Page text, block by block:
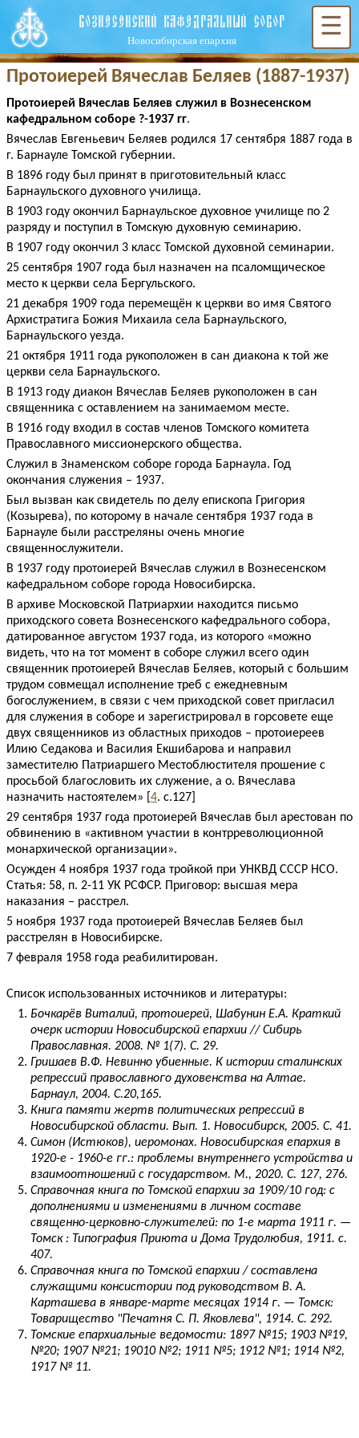
ВОЗНЕСЕНСКИЙ КАФЕДРАЛЬНЫЙ СОБОР
Новосибирская епархия ☰
Протоиерей Вячеслав Беляев (1887-1937)
Протоиерей Вячеслав Беляев служил в Вознесенском
кафедральном соборе ?-1937 гг.
Вячеслав Евгеньевич Беляев родился 17 сентября 1887 года в
г. Барнауле Томской губернии.
В 1896 году был принят в приготовительный класс
Барнаульского духовного училища.
В 1903 году окончил Барнаульское духовное училище по 2
разряду и поступил в Томскую духовную семинарию.
В 1907 году окончил 3 класс Томской духовной семинарии.
25 сентября 1907 года был назначен на псаломщическое
место к церкви села Бергульского.
21 декабря 1909 года перемещён к церкви во имя Святого
Архистратига Божия Михаила села Барнаульского,
Барнаульского уезда.
21 октября 1911 года рукоположен в сан диакона к той же
церкви села Барнаульского.
В 1913 году диакон Вячеслав Беляев рукоположен в сан
священника с оставлением на занимаемом месте.
В 1916 году входил в состав членов Томского комитета
Православного миссионерского общества.
Служил в Знаменском соборе города Барнаула. Год
окончания служения – 1937.
Был вызван как свидетель по делу епископа Григория
(Козырева), по которому в начале сентября 1937 года в
Барнауле были расстреляны очень многие
священнослужители.
В 1937 году протоиерей Вячеслав служил в Вознесенском
кафедральном соборе города Новосибирска.
В архиве Московской Патриархии находится письмо
приходского совета Вознесенского кафедрального собора,
датированное августом 1937 года, из которого «можно
видеть, что на тот момент в соборе служил всего один
священник протоиерей Вячеслав Беляев, который с большим
трудом совмещал исполнение треб с ежедневным
богослужением, в связи с чем приходской совет пригласил
для служения в соборе и зарегистрировал в горсовете еще
двух священников из областных приходов – протоиереев
Илию Седакова и Василия Екшибарова и направил
заместителю Патриаршего Местоблюстителя прошение с
просьбой благословить их служение, а о. Вячеслава
назначить настоятелем» [ 4. с.127]
29 сентября 1937 года протоиерей Вячеслав был арестован по
обвинению в «активном участии в контрреволюционной
монархической организации».
Осужден 4 ноября 1937 года тройкой при УНКВД СССР НСО.
Статья: 58, п. 2-11 УК РСФСР. Приговор: высшая мера
наказания – расстрел.
5 ноября 1937 года протоиерей Вячеслав Беляев был
расстрелян в Новосибирске.
7 февраля 1958 года реабилитирован.
Список использованных источников и литературы:
Бочкарёв Виталий, протоиерей, Шабунин Е.А. Краткий
очерк истории Новосибирской епархии // Сибирь
Православная. 2008. № 1(7). С. 29.
Гришаев В.Ф. Невинно убиенные. К истории сталинских
репрессий православного духовенства на Алтае.
Барнаул, 2004. С.20,165.
Книга памяти жертв политических репрессий в
Новосибирской области. Вып. 1. Новосибирск, 2005. С. 41.
Симон (Истюков), иеромонах. Новосибирская епархия в
1920-е - 1960-е гг.: проблемы внутреннего устройства и
взаимоотношений с государством. М., 2020. С. 127, 276.
Справочная книга по Томской епархии за 1909/10 год: с
дополнениями и изменениями в личном составе
священно-церковно-служителей: по 1-е марта 1911 г. —
Томск : Типография Приюта и Дома Трудолюбия, 1911. с.
407.
Справочная книга по Томской епархии / составлена
служащими консистории под руководством В. А.
Карташева в январе-марте месяцах 1914 г. — Томск:
Товарищество "Печатня С. П. Яковлева", 1914. С. 292.
Томские епархиальные ведомости: 1897 №15; 1903 №19,
№20; 1907 №21; 19010 №2; 1911 №5; 1912 №1; 1914 №2,
1917 № 11.